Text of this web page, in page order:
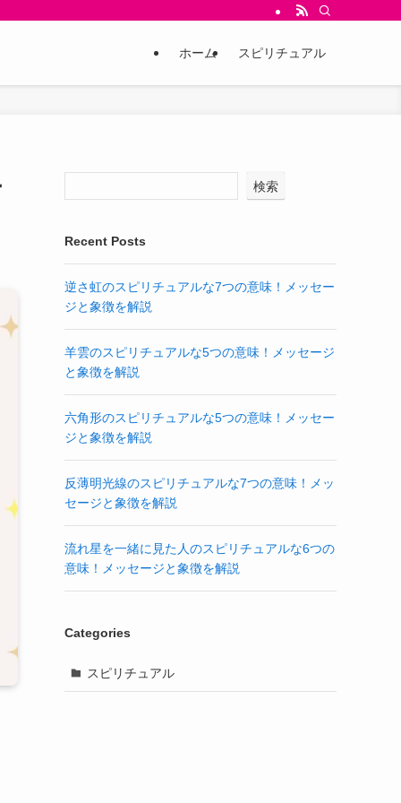
ホーム スピリチュアル
検索
Recent Posts
逆さ虹のスピリチュアルな7つの意味！メッセー
ジと象徴を解説
羊雲のスピリチュアルな5つの意味！メッセージ
と象徴を解説
六角形のスピリチュアルな5つの意味！メッセー
ジと象徴を解説
反薄明光線のスピリチュアルな7つの意味！メッ
セージと象徴を解説
流れ星を一緒に見た人のスピリチュアルな6つの
意味！メッセージと象徴を解説
Categories
スピリチュアル